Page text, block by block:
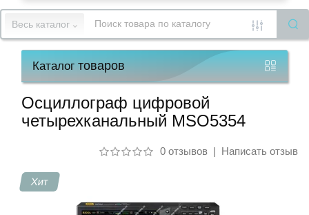
53-
15
работы
Весь каталог
Каталогтоваров
Осциллограф цифровой
четырехканальный MSO5354
0 отзывов| Написать отзыв
Хит